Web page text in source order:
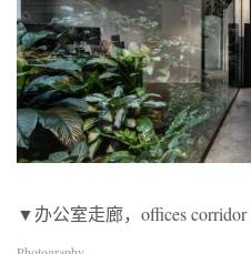
▼办公室走廊，offices corridor